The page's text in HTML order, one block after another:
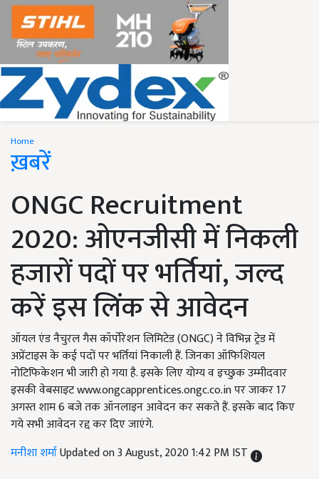
Home
ख़बरें
ONGC Recruitment
2020: ओएनजीसी में निकली
हजारों पदों पर भर्तियां, जल्द
करें इस लिंक से आवेदन
ऑयल एंड नैचुरल गैस कॉर्पोरेशन लिमिटेड (ONGC) ने विभिन्न ट्रेड में
अप्रेंटाइस के कई पदों पर भर्तियां निकाली हैं. जिनका ऑफिशियल
नोटिफिकेशन भी जारी हो गया है. इसके लिए योग्य व इच्छुक उम्मीदवार
इसकी वेबसाइट www.ongcapprentices.ongc.co.in पर जाकर 17
अगस्त शाम 6 बजे तक ऑनलाइन आवेदन कर सकते हैं. इसके बाद किए
गये सभी आवेदन रद्द कर दिए जाएंगे.
मनीशा शर्माUpdated on 3 August, 2020 1:42 PM IST